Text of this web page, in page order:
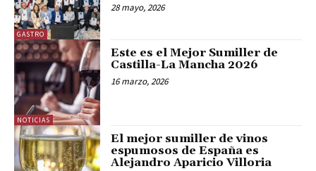
GASTRO
28 mayo, 2026
NOTICIAS
Este es el Mejor Sumiller de
Castilla-La Mancha 2026
16 marzo, 2026
El mejor sumiller de vinos
espumosos de España es
Alejandro Aparicio Villoria